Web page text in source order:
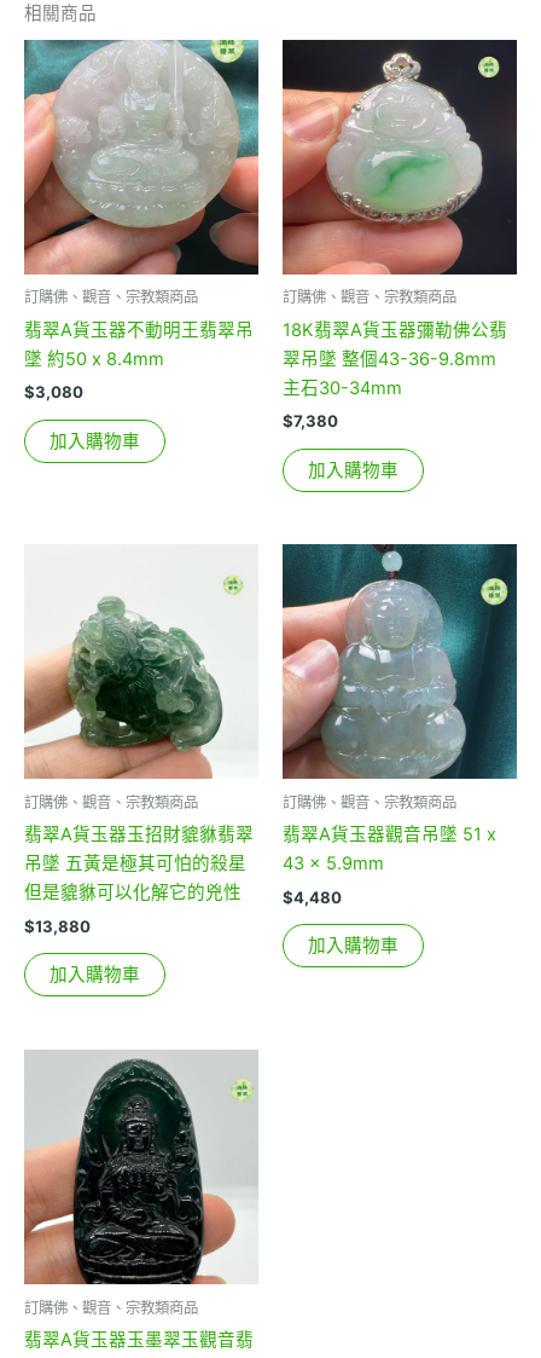
相關商品
訂購佛、觀音、宗教類商品
翡翠A貨玉器不動明王翡翠吊
墜 約50 x 8.4mm
$3,080
加入購物車
訂購佛、觀音、宗教類商品
18K翡翠A貨玉器彌勒佛公翡
翠吊墜 整個43-36-9.8mm
主石30-34mm
$7,380
加入購物車
訂購佛、觀音、宗教類商品
翡翠A貨玉器玉招財貔貅翡翠
吊墜 五黃是極其可怕的殺星
但是貔貅可以化解它的兇性
$13,880
加入購物車
訂購佛、觀音、宗教類商品
翡翠A貨玉器觀音吊墜 51 x
43 x 5.9mm
$4,480
加入購物車
訂購佛、觀音、宗教類商品
翡翠A貨玉器玉墨翠玉觀音翡